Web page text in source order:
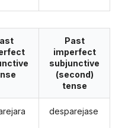
Past
imperfect
subjunctive
(second)
tense
desparejase